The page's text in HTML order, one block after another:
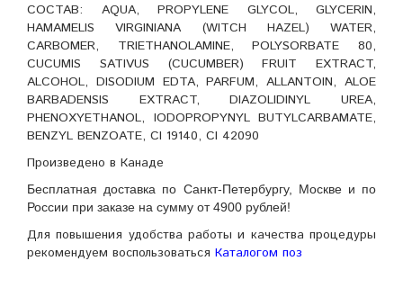
СОСТАВ: AQUA, PROPYLENE GLYCOL, GLYCERIN,
HAMAMELIS VIRGINIANA (WITCH HAZEL) WATER,
CARBOMER, TRIETHANOLAMINE, POLYSORBATE 80,
CUCUMIS SATIVUS (CUCUMBER) FRUIT EXTRACT,
ALCOHOL, DISODIUM EDTA, PARFUM, ALLANTOIN, ALOE
BARBADENSIS EXTRACT, DIAZOLIDINYL UREA,
PHENOXYETHANOL, IODOPROPYNYL BUTYLCARBAMATE,
BENZYL BENZOATE, CI 19140, CI 42090
Произведено в Канаде
Бесплатная доставка по Санкт-Петербургу, Москве и по
России при заказе на сумму от 4900 рублей!
Для повышения удобства работы и качества процедуры
рекомендуем воспользоваться Каталогом поз